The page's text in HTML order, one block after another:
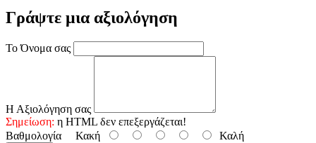
Γράψτε μια αξιολόγηση
Το Όνομα σας
Η Αξιολόγηση σας
Σημείωση: η HTML δεν επεξεργάζεται!
Βαθμολογία Κακή Καλή